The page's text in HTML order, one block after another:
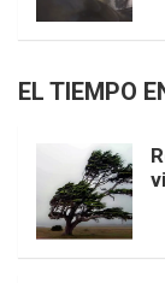
EL TIEMPO